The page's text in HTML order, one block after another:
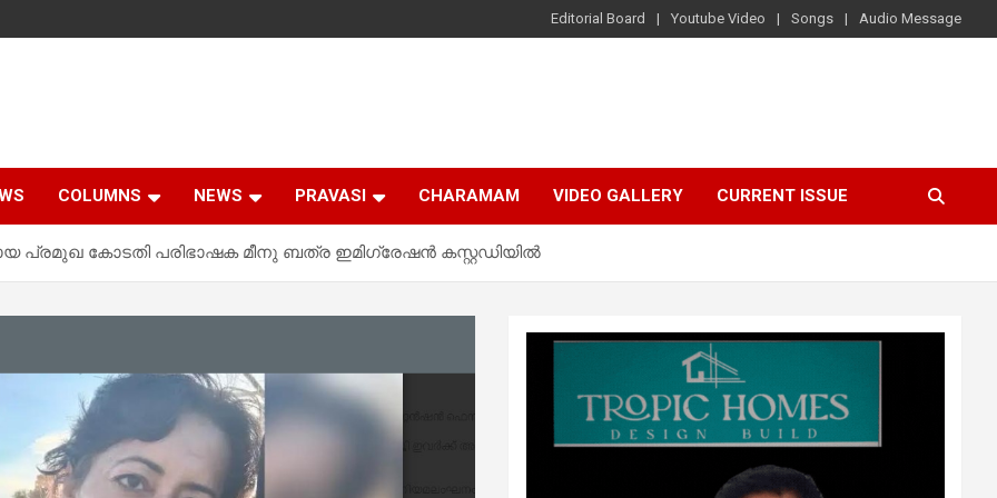
Editorial Board Youtube Video Songs Audio Message
COLUMNS NEWS PRAVASI CHARAMAM VIDEO GALLERY CURRENT ISSUE
പ്രമുഖ കോടതി പരിഭാഷക മീനു ബത്ര ഇമിഗ്രേഷൻ കസ്റ്റഡിയിൽ